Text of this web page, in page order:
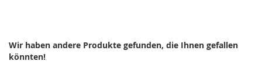
Wir haben andere Produkte gefunden, die Ihnen gefallen
könnten!